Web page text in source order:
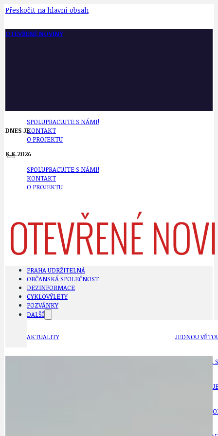
Přeskočit na hlavní obsah
OTEVŘENÉ NOVINY
SPOLUPRACUJTE S NÁMI!
KONTAKT
O PROJEKTU
SPOLUPRACUJTE S NÁMI!
KONTAKT
O PROJEKTU
DNES JE
8.8.2026
PRAHA UDRŽITELNÁ
OBČANSKÁ SPOLEČNOST
DEZINFORMACE
CYKLOVÝLETY
POZVÁNKY
DALŠÍ
AKTUALITY JEDNOU
KLÁNOVICKÁ
KRUHOVÝ
KULTURNÍ